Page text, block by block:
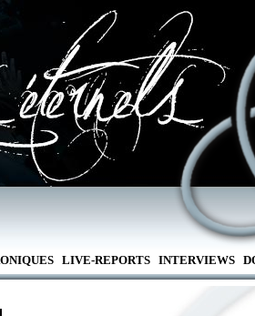
LIVE-REPORTS INTERVIEWS